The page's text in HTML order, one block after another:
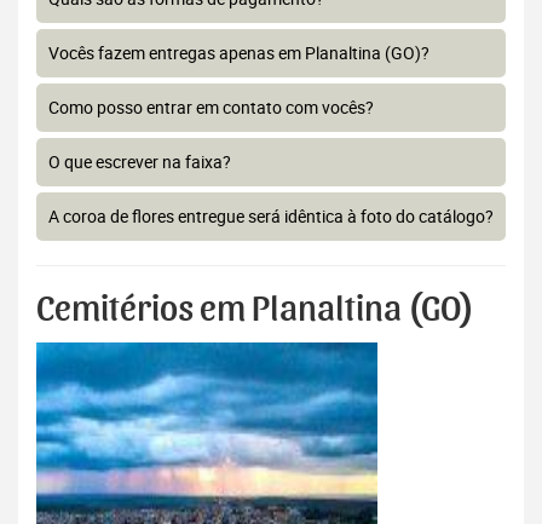
Vocês fazem entregas apenas em Planaltina (GO)?
Como posso entrar em contato com vocês?
O que escrever na faixa?
A coroa de flores entregue será idêntica à foto do catálogo?
Cemitérios em Planaltina (GO)